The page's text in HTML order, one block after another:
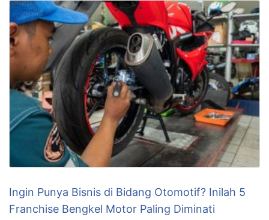
Ingin Punya Bisnis di Bidang Otomotif? Inilah 5
Franchise Bengkel Motor Paling Diminati